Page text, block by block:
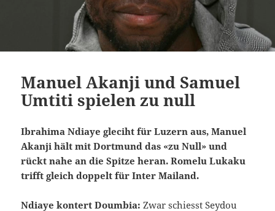
Manuel Akanji und Samuel
Umtiti spielen zu null
Ibrahima Ndiaye gleciht für Luzern aus, Manuel
Akanji hält mit Dortmund das «zu Null» und
rückt nahe an die Spitze heran. Romelu Lukaku
trifft gleich doppelt für Inter Mailand.
Ndiaye kontert Doumbia:Zwar schiesst Seydou